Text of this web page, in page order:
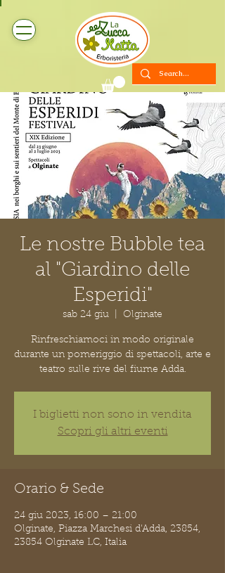
Le nostre Bubble tea
al "Giardino delle
Esperidi"
sab 24 giu Olginate
Rinfreschiamoci in modo originale
durante un pomeriggio di spettacoli, arte e
teatro sulle rive del fiume Adda.
I biglietti non sono in vendita
Scopri gli altri eventi
Orario & Sede
24 giu 2023, 16:00 – 21:00
Olginate, Piazza Marchesi d'Adda, 23854,
23854 Olginate LC, Italia